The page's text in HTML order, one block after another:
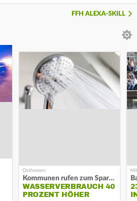
FFH ALEXA-SKILL
Kommunen rufen zum Sparen auf
WASSERVERBRAUCH 40
PROZENT HÖHER